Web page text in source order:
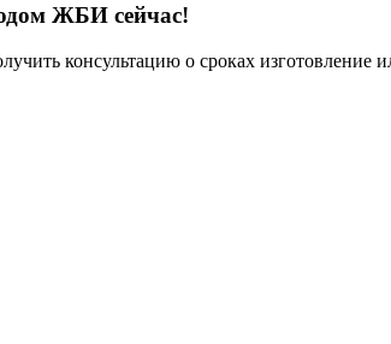
ЖБИ сейчас!
консультацию о сроках